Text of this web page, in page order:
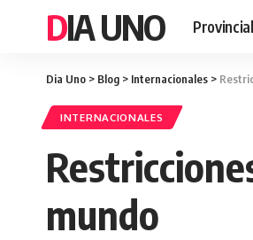
DIA UNO
Dia Uno > Blog > Internacionales >
INTERNACIONALES
mundo